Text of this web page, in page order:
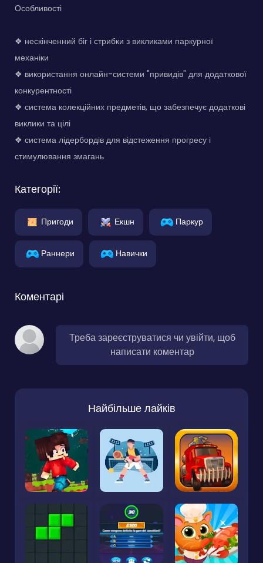
Особливості
❖ нескінченний біг і стрибки з викликами паркурної
механіки
❖ використання онлайн-системи "привидів" для додаткової
конкурентності
❖ система колекційних предметів, що забезпечує додаткові
виклики та цілі
❖ система лідербордів для відстеження прогресу і
стимулювання змагань
Категорії:
Пригоди Екшн Паркур
Раннери Навички
Коментарі
Треба зареєструватися чи увійти, щоб
написати коментар
Найбільше лайків